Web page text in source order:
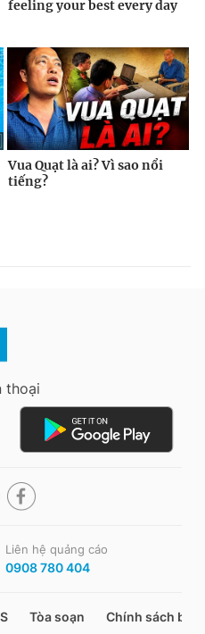
thoại
Liên hệ quảng cáo
0908 780 404
Tòa soạn Chính sách bảo